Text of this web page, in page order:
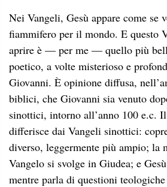
Nei Vangeli, Gesù appare come se
fiammifero per il mondo. E questo
aprire è — per me — quello più
poetico, a volte misterioso e
Giovanni. È opinione diffusa,
biblici, che Giovanni sia venuto
sinottici, intorno all’anno 100 e.c.
differisce dai Vangeli sinottici:
diverso, leggermente più ampio; la
Vangelo si svolge in Giudea; e
mentre parla di questioni